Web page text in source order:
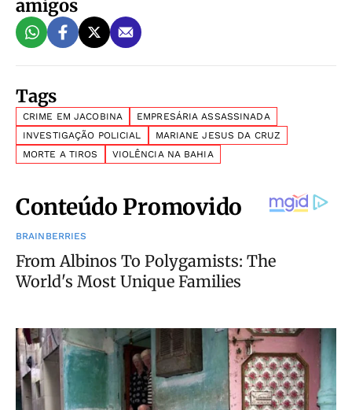
amigos
Tags
CRIME EM JACOBINA
EMPRESÁRIA ASSASSINADA
INVESTIGAÇÃO POLICIAL
MARIANE JESUS DA CRUZ
MORTE A TIROS
VIOLÊNCIA NA BAHIA